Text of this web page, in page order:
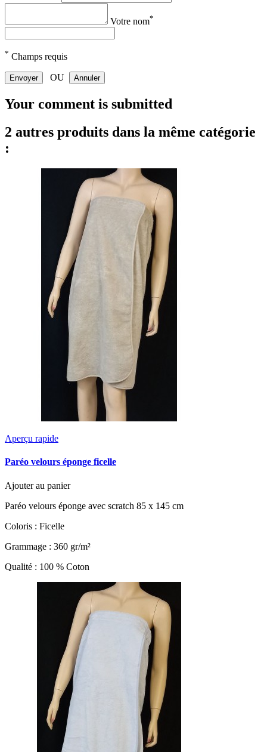
Votre nom*
* Champs requis
Envoyer OU Annuler
Your comment is submitted
2 autres produits dans la même catégorie
:
Aperçu rapide
Paréo velours éponge ficelle
Ajouter au panier
Paréo velours éponge avec scratch 85 x 145 cm
Coloris : Ficelle
Grammage : 360 gr/m²
Qualité : 100 % Coton